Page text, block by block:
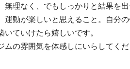
無理なく、でもしっかりと結果を
運動が楽しいと思えること。自分
ていけたら嬉しいです。
ムの雰囲気を体感しにいらしてく